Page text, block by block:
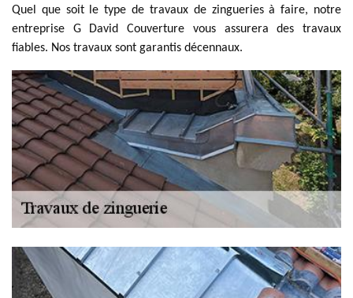
Quel que soit le type de travaux de zingueries à faire, notre
entreprise G David Couverture vous assurera des travaux
fiables. Nos travaux sont garantis décennaux.